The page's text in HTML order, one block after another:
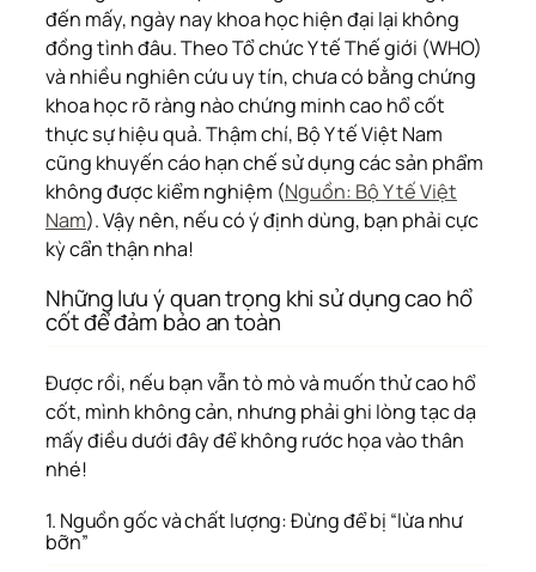
đến mấy, ngày nay khoa học hiện đại lại không
đồng tình đâu. Theo Tổ chức Y tế Thế giới (WHO)
và nhiều nghiên cứu uy tín, chưa có bằng chứng
khoa học rõ ràng nào chứng minh cao hổ cốt
thực sự hiệu quả. Thậm chí, Bộ Y tế Việt Nam
cũng khuyến cáo hạn chế sử dụng các sản phẩm
không được kiểm nghiệm (Nguồn: Bộ Y tế Việt
Nam). Vậy nên, nếu có ý định dùng, bạn phải cực
kỳ cẩn thận nha!
Những lưu ý quan trọng khi sử dụng cao hổ
cốt để đảm bảo an toàn
Được rồi, nếu bạn vẫn tò mò và muốn thử cao hổ
cốt, mình không cản, nhưng phải ghi lòng tạc dạ
mấy điều dưới đây để không rước họa vào thân
nhé!
1. Nguồn gốc và chất lượng: Đừng để bị “lừa như
bỡn”